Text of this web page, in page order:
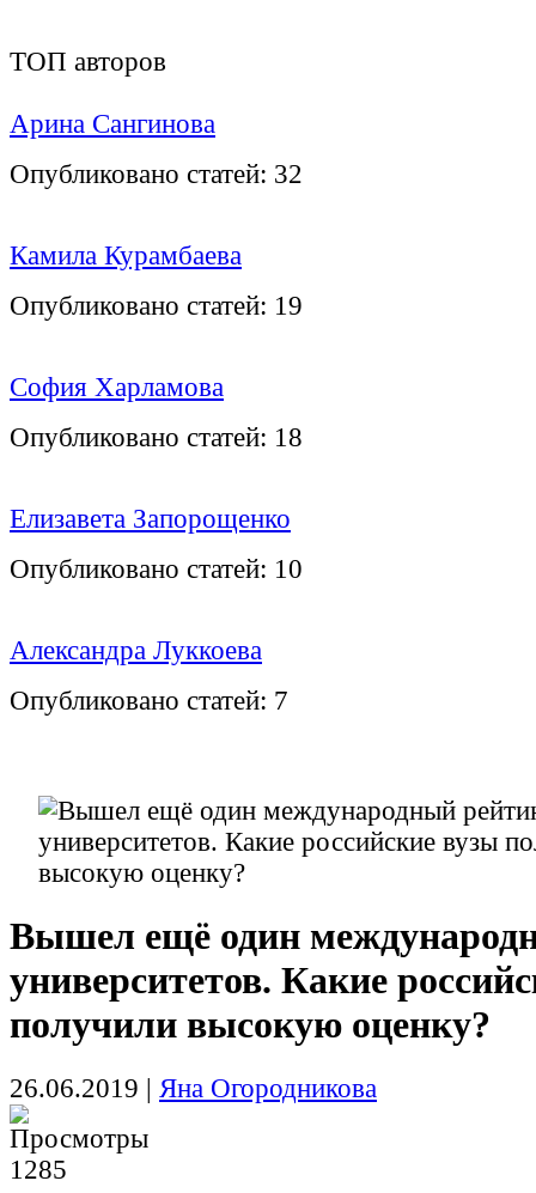
ТОП авторов
Арина Сангинова
Опубликовано статей: 32
Камила Курамбаева
Опубликовано статей: 19
София Харламова
Опубликовано статей: 18
Елизавета Запорощенко
Опубликовано статей: 10
Александра Луккоева
Опубликовано статей: 7
Вышел ещё один
университетов. Какие
получили высокую оценку?
26.06.2019 | Яна Огородникова
1285